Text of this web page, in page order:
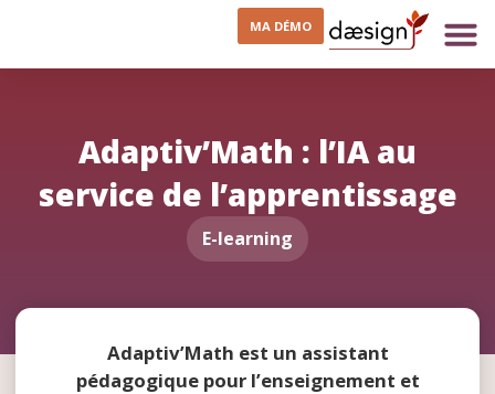
MA DÉMO
Adaptiv’Math : l’IA au
service de l’apprentissage
E-learning
Adaptiv’Math est un assistant
pédagogique pour l’enseignement et